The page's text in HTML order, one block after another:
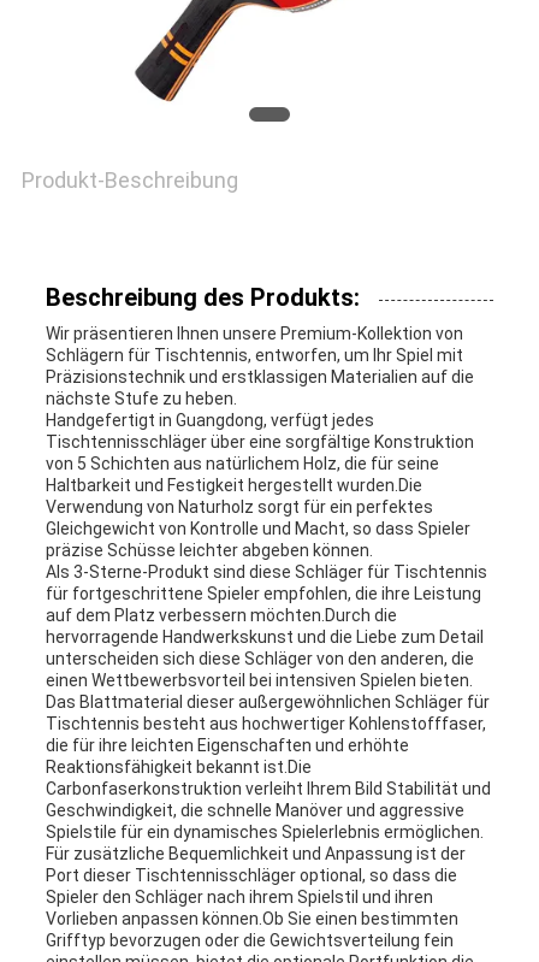
Produkt-Beschreibung
Beschreibung des Produkts:
Wir präsentieren Ihnen unsere Premium-Kollektion von
Schlägern für Tischtennis, entworfen, um Ihr Spiel mit
Präzisionstechnik und erstklassigen Materialien auf die
nächste Stufe zu heben.
Handgefertigt in Guangdong, verfügt jedes
Tischtennisschläger über eine sorgfältige Konstruktion
von 5 Schichten aus natürlichem Holz, die für seine
Haltbarkeit und Festigkeit hergestellt wurden.Die
Verwendung von Naturholz sorgt für ein perfektes
Gleichgewicht von Kontrolle und Macht, so dass Spieler
präzise Schüsse leichter abgeben können.
Als 3-Sterne-Produkt sind diese Schläger für Tischtennis
für fortgeschrittene Spieler empfohlen, die ihre Leistung
auf dem Platz verbessern möchten.Durch die
hervorragende Handwerkskunst und die Liebe zum Detail
unterscheiden sich diese Schläger von den anderen, die
einen Wettbewerbsvorteil bei intensiven Spielen bieten.
Das Blattmaterial dieser außergewöhnlichen Schläger für
Tischtennis besteht aus hochwertiger Kohlenstofffaser,
die für ihre leichten Eigenschaften und erhöhte
Reaktionsfähigkeit bekannt ist.Die
Carbonfaserkonstruktion verleiht Ihrem Bild Stabilität und
Geschwindigkeit, die schnelle Manöver und aggressive
Spielstile für ein dynamisches Spielerlebnis ermöglichen.
Für zusätzliche Bequemlichkeit und Anpassung ist der
Port dieser Tischtennisschläger optional, so dass die
Spieler den Schläger nach ihrem Spielstil und ihren
Vorlieben anpassen können.Ob Sie einen bestimmten
Grifftyp bevorzugen oder die Gewichtsverteilung fein